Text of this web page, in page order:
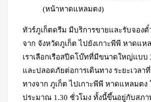
(หน้าหาดแหลมตง)
ทัวร์ภูเก็ตดรีม มีบริการขายและรับจองตั๋
จาก จังหวัดภูเก็ต ไปยังเกาะพีพี หาดแห
เราเลือกเรือสปีดโบ๊ทที่มีขนาดใหญ่แบบ
และปลอดภัยต่อการเดินทาง ระยะเวลา
ทางจาก ภูเก็ต ไปเกาะพีพี หาดแหลมตง
ประมาณ 1.30 ชั่วโมง ทั้งนี้ขึ้นอยู่กับสภา